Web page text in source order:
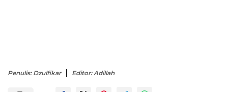
Penulis: Dzulfikar Editor: Adillah